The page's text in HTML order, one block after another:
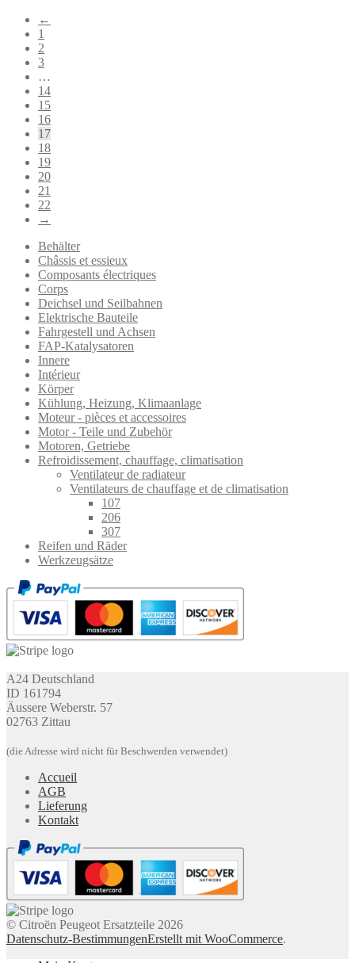
←
1
2
3
…
14
15
16
17
18
19
20
21
22
→
Behälter
Châssis et essieux
Composants électriques
Corps
Deichsel und Seilbahnen
Elektrische Bauteile
Fahrgestell und Achsen
FAP-Katalysatoren
Innere
Intérieur
Körper
Kühlung, Heizung, Klimaanlage
Moteur - pièces et accessoires
Motor - Teile und Zubehör
Motoren, Getriebe
Refroidissement, chauffage, climatisation
Ventilateur de radiateur
Ventilateurs de chauffage et de climatisation
107
206
307
Reifen und Räder
Werkzeugsätze
A24 Deutschland
ID 161794
Äussere Weberstr. 57
02763 Zittau
(die Adresse wird nicht für Beschwerden verwendet)
Accueil
AGB
Lieferung
Kontakt
© Citroën Peugeot Ersatzteile 2026
Datenschutz-BestimmungenErstellt mit WooCommerce.